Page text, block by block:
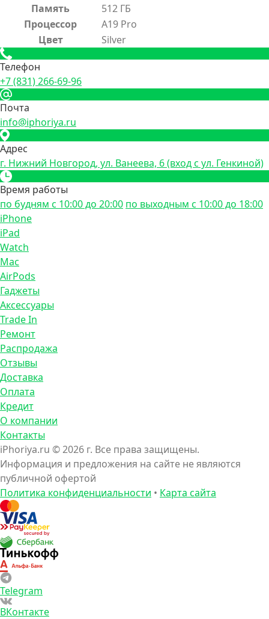
Память
512 ГБ
Процессор
A19 Pro
Цвет
Silver
Телефон
+7 (831) 266-69-96
Почта
info@iphoriya.ru
Адрес
г. Нижний Новгород, ул. Ванеева, 6 (вход с ул. Генкиной)
Время работы
по будням с 10:00 до 20:00 по выходным с 10:00 до 18:00
iPhone
iPad
Watch
Mac
AirPods
Гаджеты
Аксессуары
Trade In
Ремонт
Распродажа
Отзывы
Доставка
Оплата
Кредит
О компании
Контакты
iPhoriya.ru © 2026 г. Все права защищены.
Информация и предложения на сайте не являются
публичной офертой
Политика конфиденциальности • Карта сайта
Telegram
ВКонтакте